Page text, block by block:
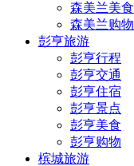
森美兰美食
森美兰购物
彭亨旅游
彭亨行程
彭亨交通
彭亨住宿
彭亨景点
彭亨美食
彭亨购物
槟城旅游